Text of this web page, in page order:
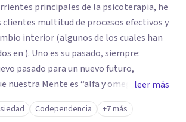
principales de la psicoterapia, he
clientes multitud de procesos efectivos y
interior (algunos de los cuales han
en ). Uno es su pasado, siempre:
pasado para un nuevo futuro,
nuestra Mente es “alfa y omega” de los
Los aspectos “sanos” de la
van a permitir afrontar y resolver los
leer más
Codependencia +7 más